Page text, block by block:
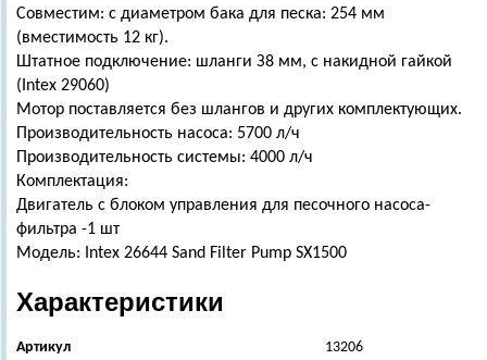
Совместим: с диаметром бака для песка: 254 мм
(вместимость 12 кг).
Штатное подключение: шланги З8 мм, с накидной гайкой
(Intex 29060)
Мотор поставляется без шлангов и других комплектующих.
Производительность насоса: 5700 л/ч
Производительность системы: 4000 л/ч
Комплектация:
Двигатель с блоком управления для песочного насоса-
фильтра -1 шт
Модель: Intex 26644 Sand Filter Pump SX1500
Характеристики
Артикул 13206